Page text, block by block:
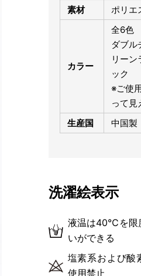
素材 ポリエ
カラー
全6色
ダブル
リー
ック
※ご使
って見
生産国
中国製
洗濯絵表示
液温は40℃を限
いができる
塩素系および酸
使用禁止